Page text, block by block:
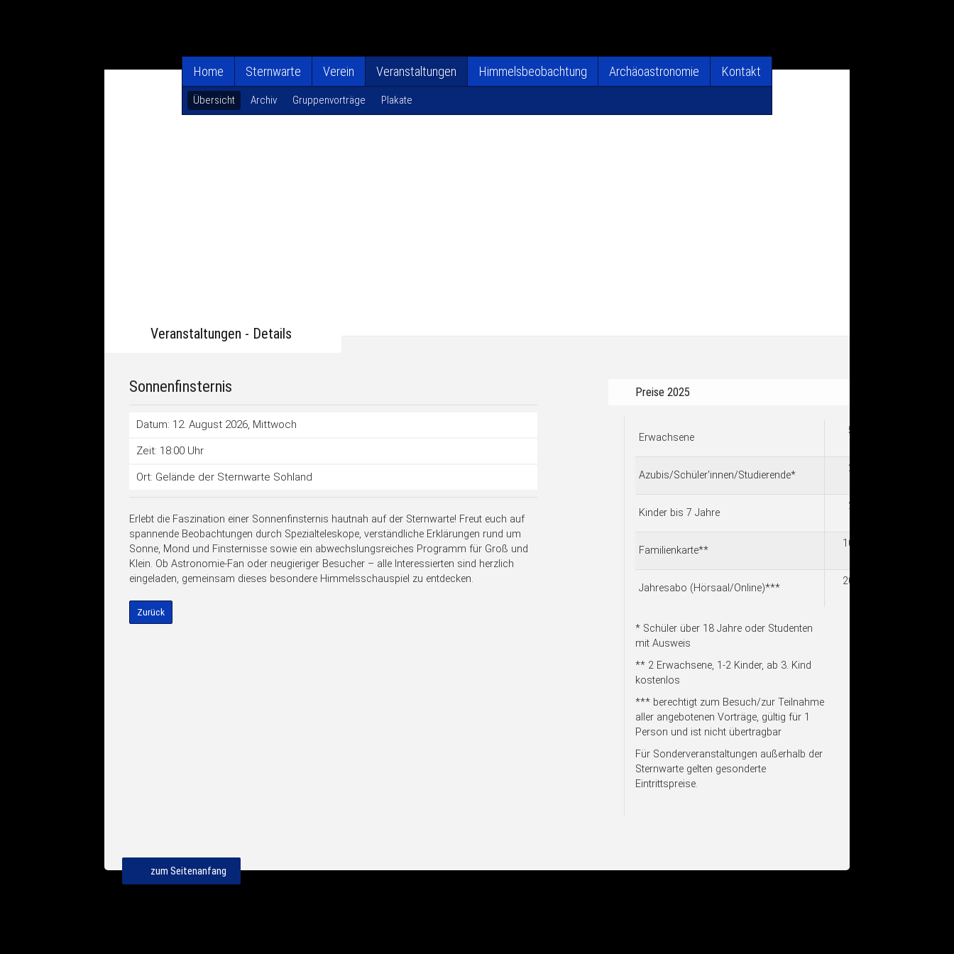
Home Sternwarte Verein Veranstaltungen Himmelsbeobachtung Archäoastronomie Kontakt
Übersicht Archiv Gruppenvorträge Plakate
Veranstaltungen - Details
Sonnenfinsternis
Datum: 12. August 2026, Mittwoch
Zeit: 18:00 Uhr
Ort: Gelände der Sternwarte Sohland
Erlebt die Faszination einer Sonnenfinsternis hautnah auf der Sternwarte! Freut euch auf
spannende Beobachtungen durch Spezialteleskope, verständliche Erklärungen rund um
Sonne, Mond und Finsternisse sowie ein abwechslungsreiches Programm für Groß und
Klein. Ob Astronomie-Fan oder neugieriger Besucher – alle Interessierten sind herzlich
eingeladen, gemeinsam dieses besondere Himmelsschauspiel zu entdecken.
Zurück
Preise 2025
Erwachsene
5,00
Azubis/Schüler'innen/Studierende*
2,50
Kinder bis 7 Jahre
2,00
Familienkarte**
10,00
Jahresabo (Hörsaal/Online)***
20,00
* Schüler über 18 Jahre oder Studenten
mit Ausweis
** 2 Erwachsene, 1-2 Kinder, ab 3. Kind
kostenlos
*** berechtigt zum Besuch/zur Teilnahme
aller angebotenen Vorträge, gültig für 1
Person und ist nicht übertragbar
Für Sonderveranstaltungen außerhalb der
Sternwarte gelten gesonderte
Eintrittspreise.
zum Seitenanfang